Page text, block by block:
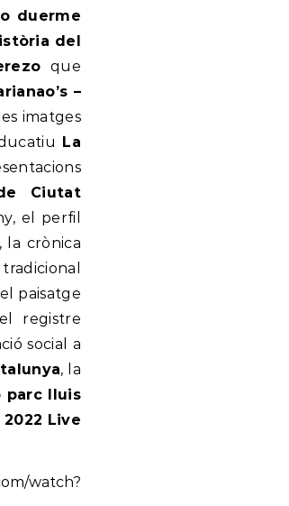
duerme
del
que
–
imatges
La
Ciutat
el perfil
, la crònica
paisatge
registre
social a
, la
parc lluis
Live